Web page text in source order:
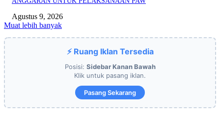
Agustus 9, 2026
Muat lebih banyak
⚡ Ruang Iklan Tersedia
Posisi: Sidebar Kanan Bawah
Klik untuk pasang iklan.
Pasang Sekarang